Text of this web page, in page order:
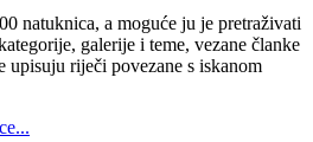
natuknica, a moguće ju je pretraživati
galerije i teme, vezane članke
riječi povezane s iskanom